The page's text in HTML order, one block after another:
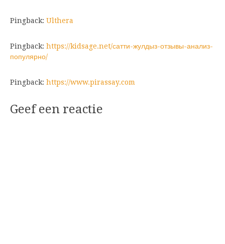
Pingback: Ulthera
Pingback: https://kidsage.net/сатти-жулдыз-отзывы-анализ-
популярно/
Pingback: https://www.pirassay.com
Geef een reactie